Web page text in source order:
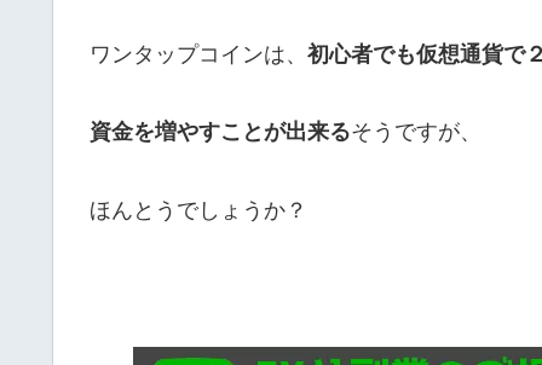
ワンタップコインは、 初心者でも仮想通貨で
資金を増やすことが出来るそうですが、
ほんとうでしょうか？